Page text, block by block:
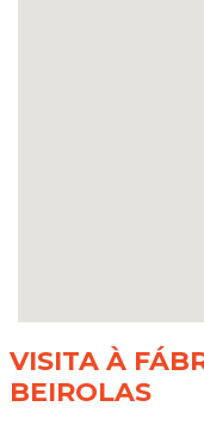
VISITA À
BEIROLAS